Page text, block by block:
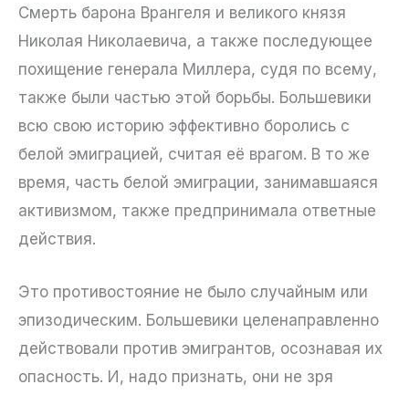
Смерть барона Врангеля и великого князя
Николая Николаевича, а также последующее
похищение генерала Миллера, судя по всему,
также были частью этой борьбы. Большевики
всю свою историю эффективно боролись с
белой эмиграцией, считая её врагом. В то же
время, часть белой эмиграции, занимавшаяся
активизмом, также предпринимала ответные
действия.
Это противостояние не было случайным или
эпизодическим. Большевики целенаправленно
действовали против эмигрантов, осознавая их
опасность. И, надо признать, они не зря